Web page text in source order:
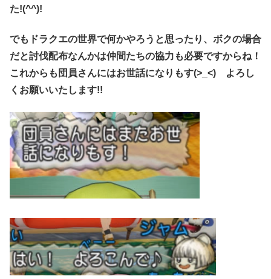
た!(^^)!
でもドラクエの世界で何かやろうと思ったり、ボクの場合
だと討伐配布なんかは仲間たちの協力も必要ですからね！
これからも団員さんにはお世話になりもす(>_<)ゞよろし
くお願いいたします!!